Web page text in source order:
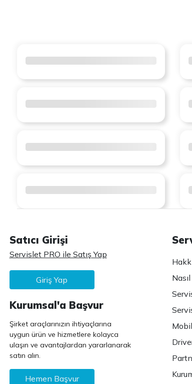
Satıcı Girişi
Servislet PRO ile Satış Yap
Giriş Yap
Kurumsal'a Başvur
Şirket araçlarınızın ihtiyaçlarına
uygun ürün ve hizmetlere kolayca
ulaşın ve avantajlardan yararlanarak
satın alın.
Hemen Başvur
Nasıl